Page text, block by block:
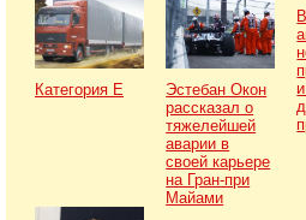
Категория Е
Эстебан Окон
рассказал о
тяжелейшей
аварии в
своей карьере
на Гран-при
Майами